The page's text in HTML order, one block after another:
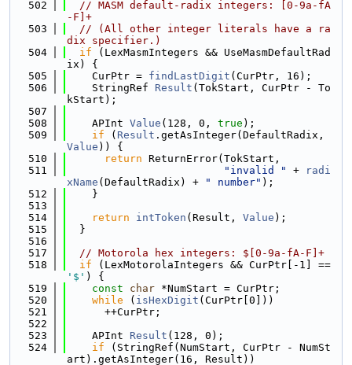
  502
// MASM default-radix integers: [0-9a-fA
-F]+
  503
// (All other integer literals have a ra
dix specifier.)
  504
if (LexMasmIntegers && UseMasmDefaultRad
ix) {
  505
    CurPtr =
findLastDigit (CurPtr, 16);
  506
    StringRef
Result (TokStart, CurPtr - To
kStart);
  507
  508
    APInt
Value (128, 0, true );
  509
if ( Result
Value )) {
  510
return ReturnError(TokStart,
  511
"invalid " +
radi
xName (DefaultRadix) + " number" );
  512
    }
  513
  514
return intToken (Result, Value );
  515
  }
  516
  517
// Motorola hex integers: $[0-9a-fA-F]+
  518
if
'$' ) {
  519
const char *NumStart = CurPtr;
  520
while ( isHexDigit (CurPtr[0]))
  521
      ++CurPtr;
  522
  523
    APInt
Result (128, 0);
  524
if (StringRef(NumStart, CurPtr - NumSt
art).getAsInteger(16, Result))